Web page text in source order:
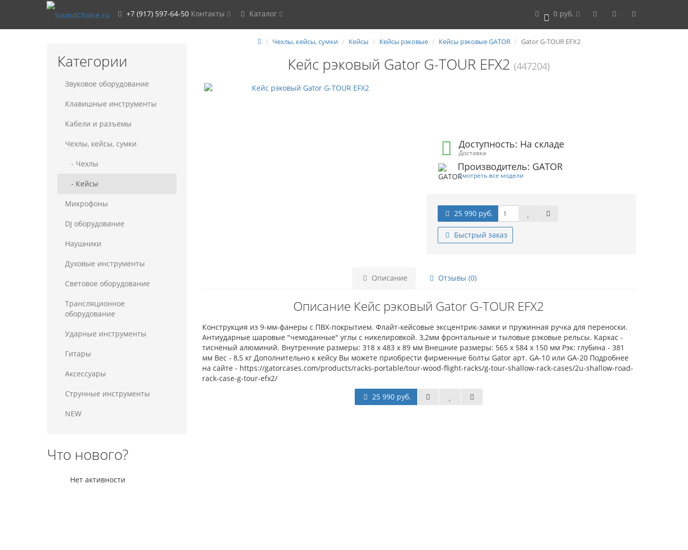
+7 (917) 597-64-50 Контакты Каталог 0 0 руб.
Категории
Звуковое оборудование
Клавишные инструменты
Кабели и разъемы
Чехлы, кейсы, сумки
- Чехлы
- Кейсы
Микрофоны
DJ оборудование
Наушники
Духовые инструменты
Световое оборудование
Трансляционное
оборудование
Ударные инструменты
Гитары
Аксессуары
Струнные инструменты
NEW
Что нового?
Нет активности
Чехлы, кейсы, сумки Кейсы Кейсы рэковые Кейсы рэковые GATOR Gator G-TOUR EFX2
Кейс рэковый Gator G-TOUR EFX2(447204)
Доступность: На складе
Доставка
Производитель: GATOR
Смотреть все модели
25 990 руб.
Быстрый заказ
Описание Отзывы (0)
Описание Кейс рэковый Gator G-TOUR EFX2
Конструкция из 9-мм-фанеры с ПВХ-покрытием. Флайт-кейсовые эксцентрик-замки и пружинная ручка для переноски.
Антиударные шаровые "чемоданные" углы с никелировкой. 3,2мм фронтальные и тыловые рэковые рельсы. Каркас -
тиснёный алюминий. Внутренние размеры: 318 x 483 x 89 мм Внешние размеры: 565 x 584 x 150 мм Рэк: глубина - 381
мм Вес - 8,5 кг Дополнительно к кейсу Вы можете приобрести фирменные болты Gator арт. GA-10 или GA-20 Подробнее
на сайте - https://gatorcases.com/products/racks-portable/tour-wood-flight-racks/g-tour-shallow-rack-cases/2u-shallow-road-
rack-case-g-tour-efx2/
25 990 руб.